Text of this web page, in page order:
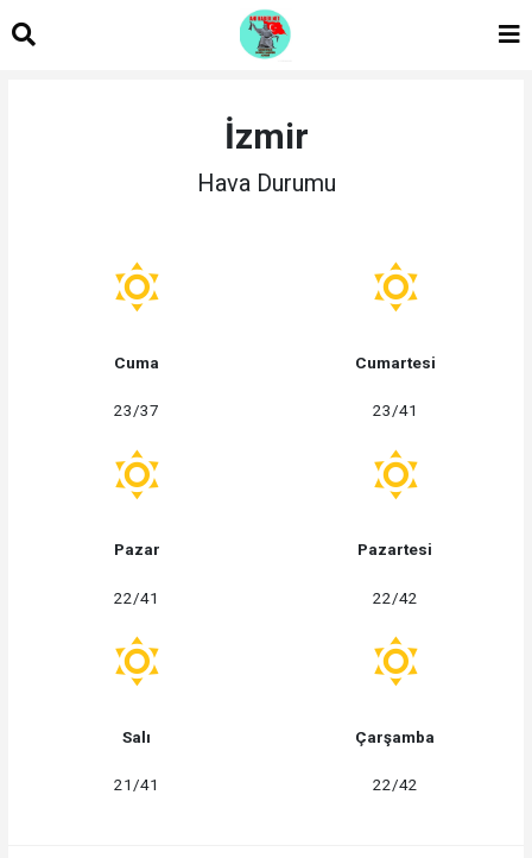
İzmir
Hava Durumu
Cuma
23/37
Cumartesi
23/41
Pazar
22/41
Pazartesi
22/42
Salı
21/41
Çarşamba
22/42